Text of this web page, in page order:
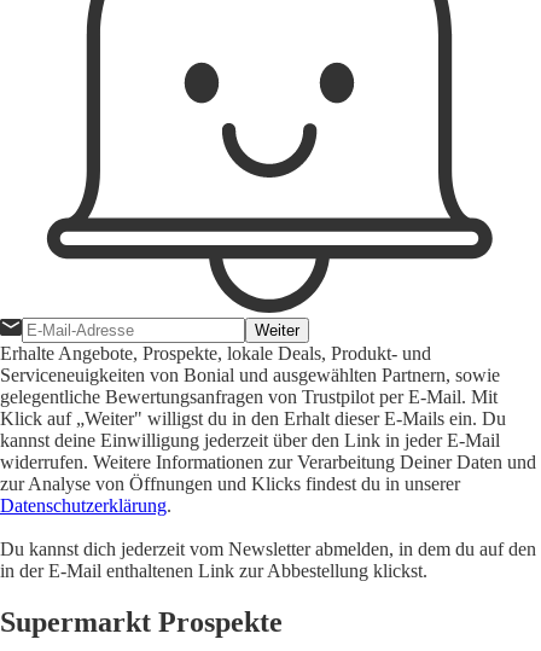
Weiter
Erhalte Angebote, Prospekte, lokale Deals, Produkt- und
Serviceneuigkeiten von Bonial und ausgewählten Partnern, sowie
gelegentliche Bewertungsanfragen von Trustpilot per E-Mail. Mit
Klick auf „Weiter" willigst du in den Erhalt dieser E-Mails ein. Du
kannst deine Einwilligung jederzeit über den Link in jeder E-Mail
widerrufen. Weitere Informationen zur Verarbeitung Deiner Daten und
zur Analyse von Öffnungen und Klicks findest du in unserer
Datenschutzerklärung.
Du kannst dich jederzeit vom Newsletter abmelden, in dem du auf den
in der E-Mail enthaltenen Link zur Abbestellung klickst.
Supermarkt Prospekte